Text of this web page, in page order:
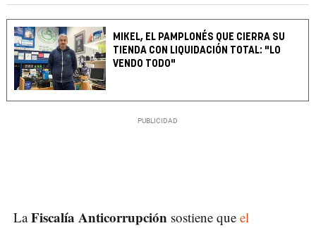
MIKEL, EL PAMPLONÉS QUE CIERRA SU
TIENDA CON LIQUIDACIÓN TOTAL: "LO
VENDO TODO"
LaFiscalía Anticorrupción sostiene que el